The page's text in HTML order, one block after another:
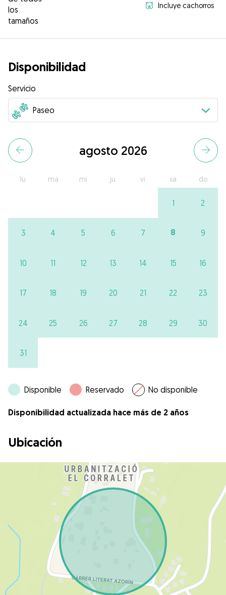
los
tamaños
Incluye cachorros
Disponibilidad
Servicio
agosto 2026
lu ma mi ju vi sa do
1 2
3 4 5 6 7 8 9
10 11 12 13 14 15 16
17 18 19 20 21 22 23
24 25 26 27 28 29 30
31
Disponible Reservado No disponible
Disponibilidad actualizada hace más de 2 años
Ubicación